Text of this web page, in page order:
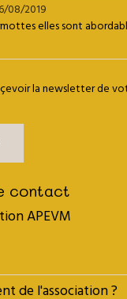
08/2019
elles sont
la newsletter de
contact
APEVM
de l'association ?